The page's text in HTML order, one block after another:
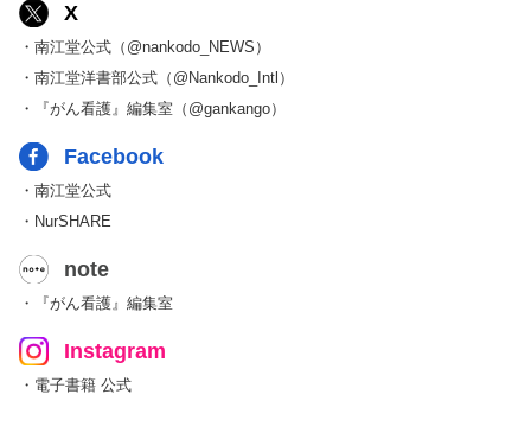
X
・南江堂公式（@nankodo_NEWS）
・南江堂洋書部公式（@Nankodo_Intl）
・『がん看護』編集室（@gankango）
Facebook
・南江堂公式
・NurSHARE
note
・『がん看護』編集室
Instagram
・電子書籍 公式